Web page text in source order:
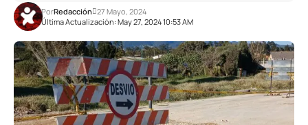
Última Actualización: May 27, 2024 10:53 AM
PorRedacción 27 Mayo, 2024